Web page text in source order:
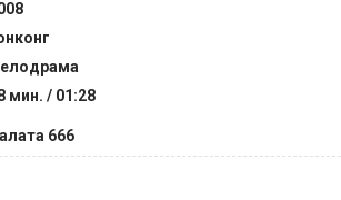
мин. / 01:28
666